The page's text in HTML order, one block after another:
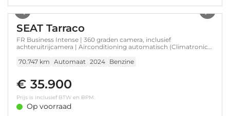
SEAT Tarraco
FR Business Intense | 360 graden camera, inclusief
achteruitrijcamera | Airconditioning automatisch (Climatronic)
| Alarmsysteem
70.747 km Automaat 2024 Benzine
€ 35.900
Prijs is inclusief BTW en BPM.
Op voorraad